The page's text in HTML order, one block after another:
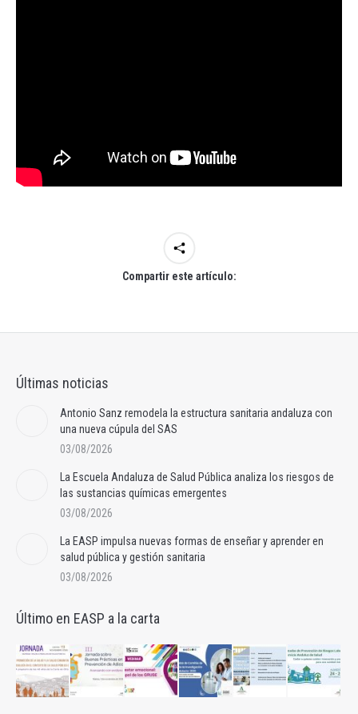
Compartir este artículo:
Últimas noticias
Antonio Sanz remodela la estructura sanitaria andaluza con
una nueva cúpula del SAS
03/08/2026
La Escuela Andaluza de Salud Pública analiza los riesgos de
las sustancias químicas emergentes
03/08/2026
La EASP impulsa nuevas formas de enseñar y aprender en
salud pública y gestión sanitaria
03/08/2026
Último en EASP a la carta